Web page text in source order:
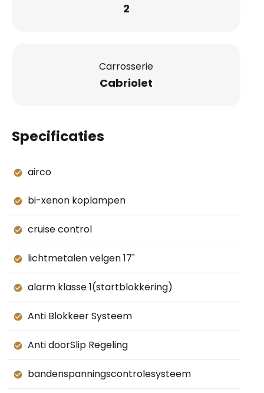
2
Carrosserie
Cabriolet
Specificaties
airco
bi-xenon koplampen
cruise control
lichtmetalen velgen 17"
alarm klasse 1(startblokkering)
Anti Blokkeer Systeem
Anti doorSlip Regeling
bandenspanningscontrolesysteem